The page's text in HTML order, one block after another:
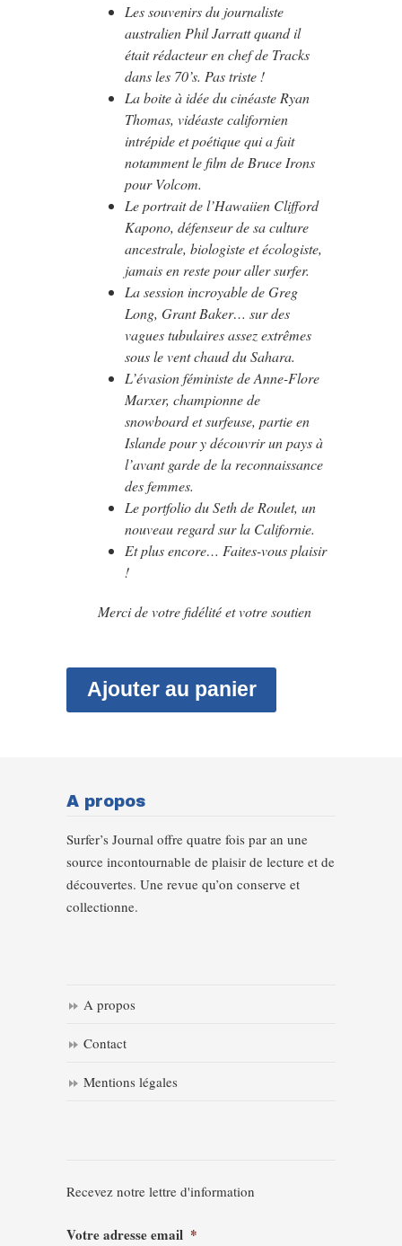
Les souvenirs du journaliste
australien Phil Jarratt quand il
était rédacteur en chef de Tracks
dans les 70’s. Pas triste !
La boite à idée du cinéaste Ryan
Thomas, vidéaste californien
intrépide et poétique qui a fait
notamment le film de Bruce Irons
pour Volcom.
Le portrait de l’Hawaiien Clifford
Kapono, défenseur de sa culture
ancestrale, biologiste et écologiste,
jamais en reste pour aller surfer.
La session incroyable de Greg
Long, Grant Baker… sur des
vagues tubulaires assez extrêmes
sous le vent chaud du Sahara.
L’évasion féministe de Anne-Flore
Marxer, championne de
snowboard et surfeuse, partie en
Islande pour y découvrir un pays à
l’avant garde de la reconnaissance
des femmes.
Le portfolio du Seth de Roulet, un
nouveau regard sur la Californie.
Et plus encore… Faites-vous plaisir
!
Merci de votre fidélité et votre soutien
Ajouter au panier
A propos
Surfer’s Journal offre quatre fois par an une
source incontournable de plaisir de lecture et de
découvertes. Une revue qu’on conserve et
collectionne.
A propos
Contact
Mentions légales
Recevez notre lettre d'information
Votre adresse email *